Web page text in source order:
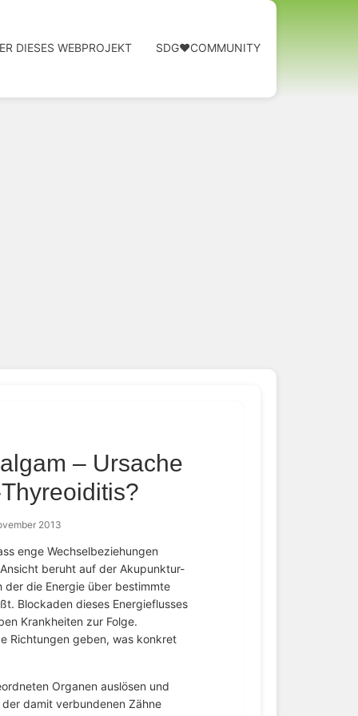
DIESES WEBPROJEKT SDG❤️COMMUNITY
– Ursache
2013
enge Wechselbeziehungen
beruht auf der Akupunktur-
die Energie über bestimmte
Blockaden dieses Energieflusses
Krankheiten zur Folge.
Richtungen geben, was konkret
Organen auslösen und
damit verbundenen Zähne